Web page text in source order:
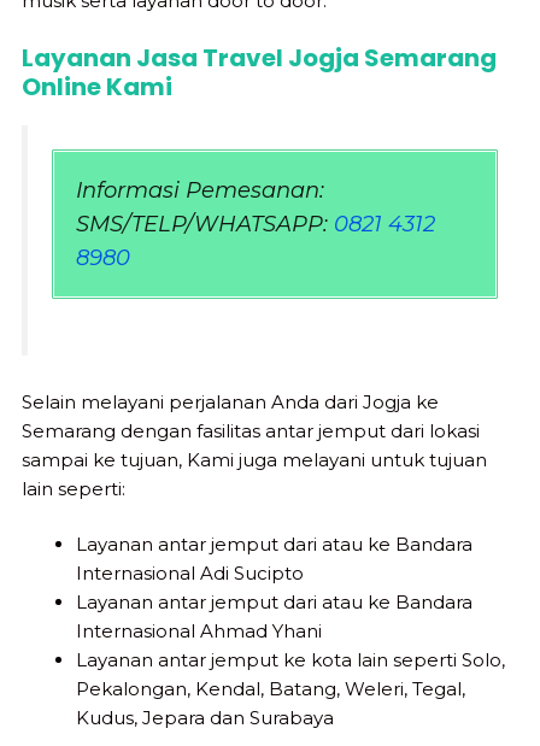
Layanan Jasa Travel Jogja Semarang
Online Kami
Informasi Pemesanan:
SMS/TELP/WHATSAPP: 0821 4312
8980
Selain melayani perjalanan Anda dari Jogja ke
Semarang dengan fasilitas antar jemput dari lokasi
sampai ke tujuan, Kami juga melayani untuk tujuan
lain seperti:
Layanan antar jemput dari atau ke Bandara
Internasional Adi Sucipto
Layanan antar jemput dari atau ke Bandara
Internasional Ahmad Yhani
Layanan antar jemput ke kota lain seperti Solo,
Pekalongan, Kendal, Batang, Weleri, Tegal,
Kudus, Jepara dan Surabaya